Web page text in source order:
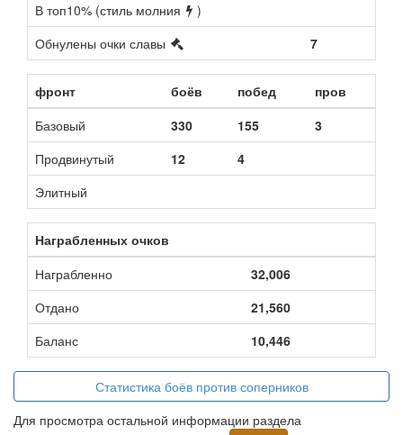
В топ10% (стиль молния
)
Обнулены очки славы
7
фронт боёв побед
пров
Базовый
330 155
3
Продвинутый
12
4
Элитный
Награбленных очков
Награбленно
32,006
Отдано
21,560
Баланс
10,446
Статистика боёв против соперников
Для просмотра остальной информации раздела